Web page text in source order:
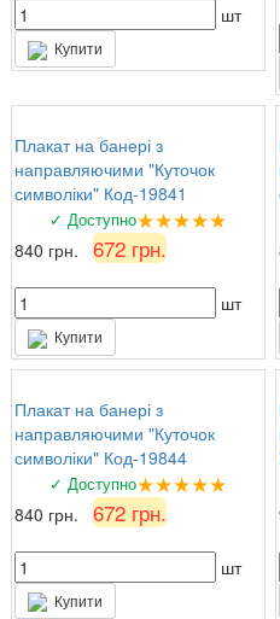
шт
Купити
Плакат на банері з
направляючими "Куточок
символіки" Код-19841
✓ Доступно★★★★★
840 грн. 672 грн.
шт
Купити
Плакат на банері з
направляючими "Куточок
символіки" Код-19844
✓ Доступно★★★★★
840 грн. 672 грн.
шт
Купити